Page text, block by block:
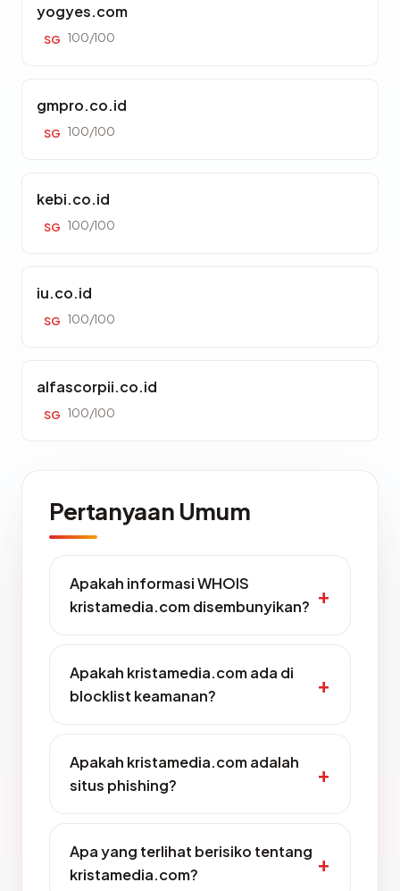
yogyes.com
SG 100/100
gmpro.co.id
SG 100/100
kebi.co.id
SG 100/100
iu.co.id
SG 100/100
alfascorpii.co.id
SG 100/100
Pertanyaan Umum
Apakah informasi WHOIS
kristamedia.com disembunyikan?
Apakah kristamedia.com ada di
blocklist keamanan?
Apakah kristamedia.com adalah
situs phishing?
Apa yang terlihat berisiko tentang
kristamedia.com?